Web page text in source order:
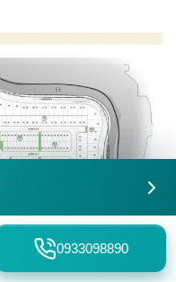
0933098890